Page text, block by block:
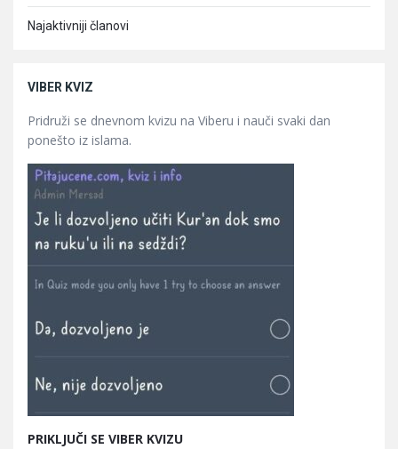
Najaktivniji članovi
VIBER KVIZ
Pridruži se dnevnom kvizu na Viberu i nauči svaki dan
ponešto iz islama.
PRIKLJUČI SE VIBER KVIZU